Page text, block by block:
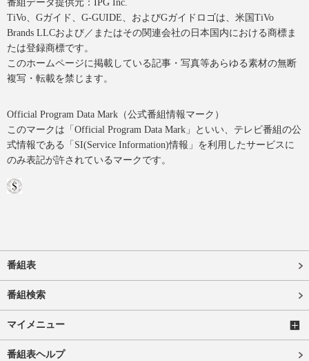
番組データ提供元：IPG Inc.
TiVo、Gガイド、G-GUIDE、およびGガイドロゴは、米国TiVo
Brands LLCおよび／またはその関連会社の日本国内における商標ま
たは登録商標です。
このホームページに掲載している記事・写真等あらゆる素材の無断
複写・転載を禁じます。
Official Program Data Mark（公式番組情報マーク）
このマークは「Official Program Data Mark」といい、テレビ番組の公
式情報である「SI(Service Information)情報」を利用したサービスに
のみ表記が許されているマークです。
番組表
番組検索
マイメニュー
番組表ヘルプ